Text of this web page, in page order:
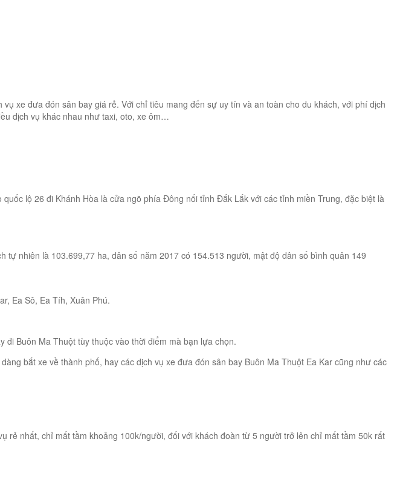
xe đưa đón sân bay giá rẻ. Với chỉ tiêu mang đến sự uy tín và an toàn cho du khách, với phí dịch
dịch vụ khác nhau như taxi, oto, xe ôm…
lộ 26 đi Khánh Hòa là cửa ngõ phía Đông nối tỉnh Đắk Lắk với các tỉnh miền Trung, đặc biệt là
nhiên là 103.699,77 ha, dân số năm 2017 có 154.513 người, mật độ dân số bình quân 149
Ea Sô, Ea Tíh, Xuân Phú.
đi Buôn Ma Thuột tùy thuộc vào thời điểm mà bạn lựa chọn.
bắt xe về thành phố, hay các dịch vụ xe đưa đón sân bay Buôn Ma Thuột Ea Kar cũng như các
nhất, chỉ mất tầm khoảng 100k/người, đối với khách đoàn từ 5 người trở lên chỉ mất tầm 50k rất